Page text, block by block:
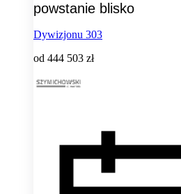
powstanie blisko
Dywizjonu 303
od 444 503 zł